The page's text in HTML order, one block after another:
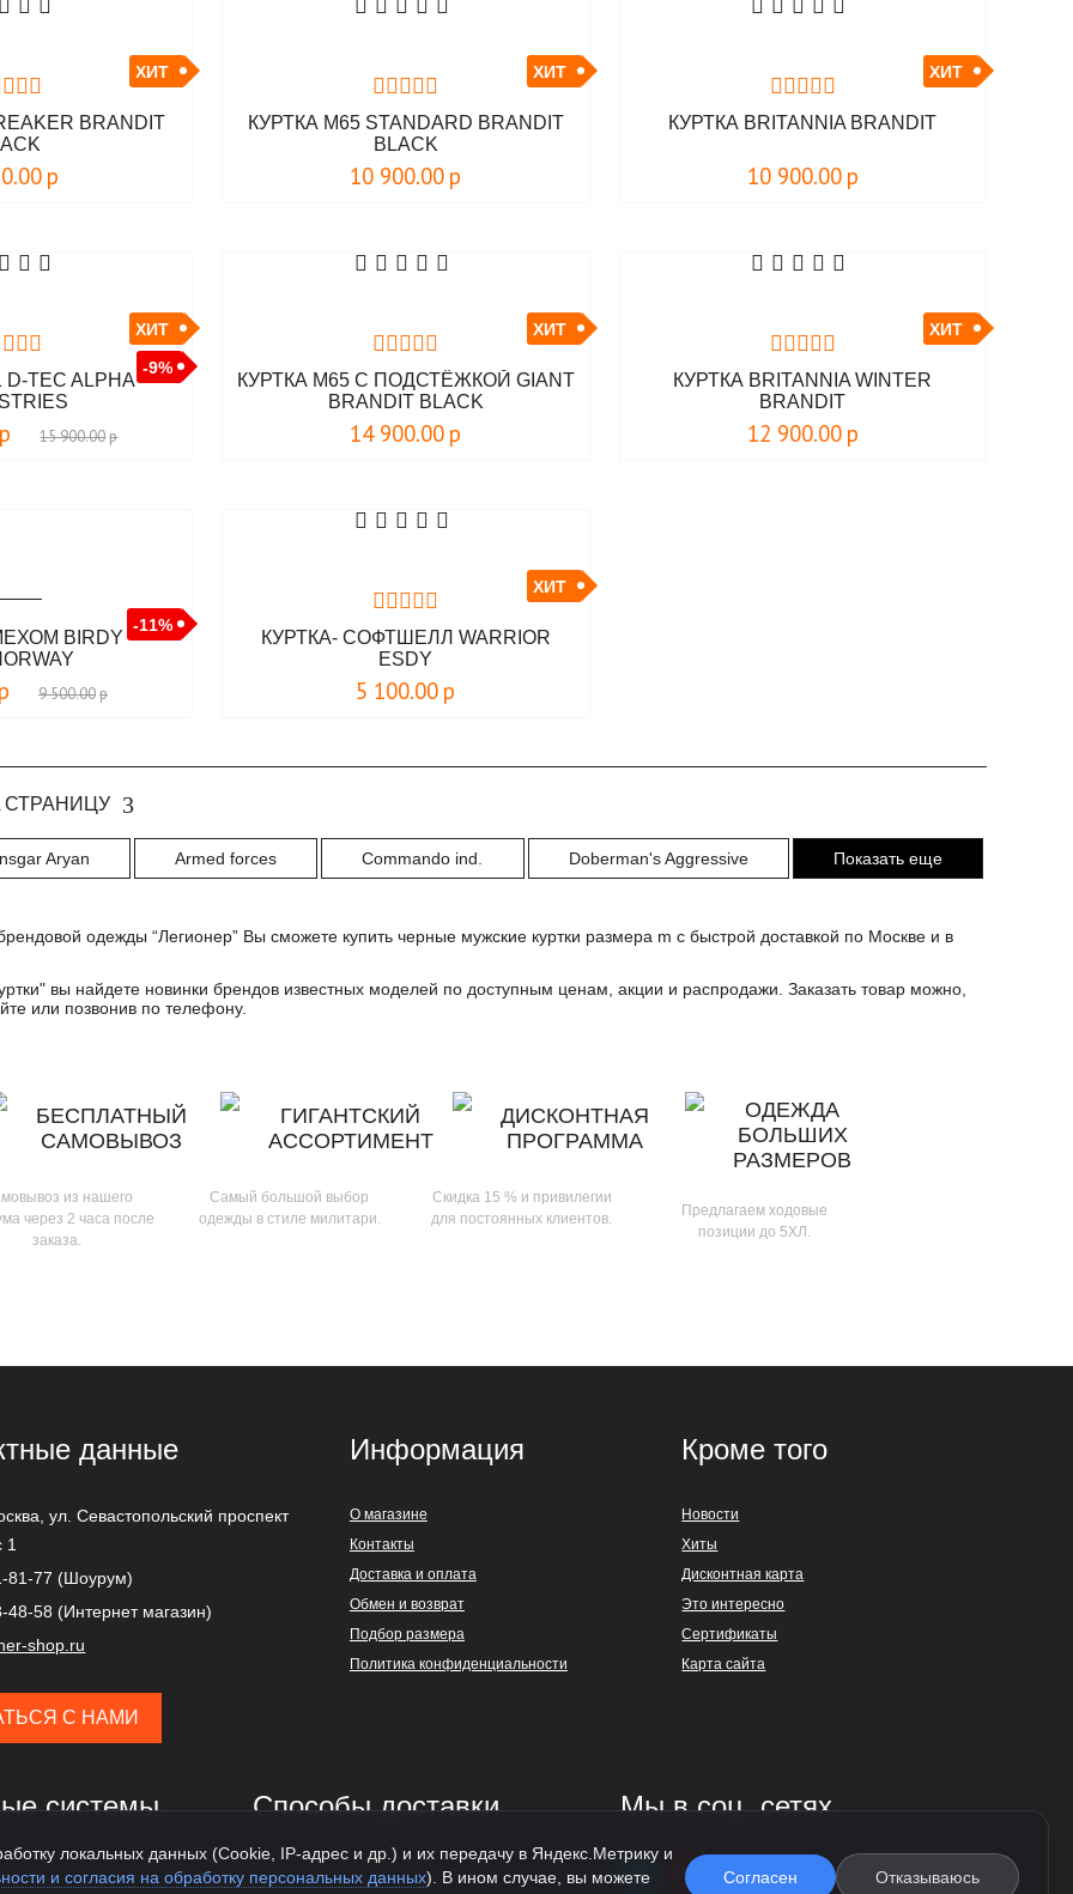
ХИТ
BRANDIT
р
ХИТ
КУРТКА M65 STANDARD BRANDIT
BLACK
10 900.00 р
ХИТ
КУРТКА BRITANNIA BRANDIT
10 900.00 р
-9%
ХИТ
TEC ALPHA
р 15 900.00р
ХИТ
КУРТКА M65 С ПОДСТЁЖКОЙ GIANT
BRANDIT BLACK
14 900.00 р
ХИТ
КУРТКА BRITANNIA WINTER
BRANDIT
12 900.00 р
-11%
BIRDY
р 9 500.00р
ХИТ
КУРТКА- CОФТШЕЛЛ WARRIOR
ESDY
5 100.00 р
СТРАНИЦУ
Aryan Armed forces Commando ind. Doberman's Aggressive Показать еще
одежды “Легионер” Вы сможете купить черные мужские куртки размера m с быстрой доставкой по Москве и в
" вы найдете новинки брендов известных моделей по доступным ценам, акции и распродажи. Заказать товар можно,
или позвонив по телефону.
БЕСПЛАТНЫЙ
САМОВЫВОЗ
из нашего
через 2 часа после
заказа.
ГИГАНТСКИЙ
АССОРТИМЕНТ
Самый большой выбор
одежды в стиле милитари.
ДИСКОНТНАЯ
ПРОГРАММА
Скидка 15 % и привилегии
для постоянных клиентов.
ОДЕЖДА
БОЛЬШИХ
РАЗМЕРОВ
Предлагаем ходовые
позиции до 5ХЛ.
данные
,ул. Севастопольский проспект
1
81-77 (Шоурум)
48-58 (Интернет магазин)
shop.ru
С НАМИ
Информация
О магазине
Контакты
Доставка и оплата
Обмен и возврат
Подбор размера
Политика конфиденциальности
Кроме того
Новости
Хиты
Дисконтная карта
Это интересно
Сертификаты
Карта сайта
системы Способы доставки Мы в соц. сетях
локальных данных (Cookie, IP-адрес и др.) и их передачу в Яндекс.Метрику и
и согласия на обработку персональных данных). В ином случае, вы можете
Согласен Отказываюсь